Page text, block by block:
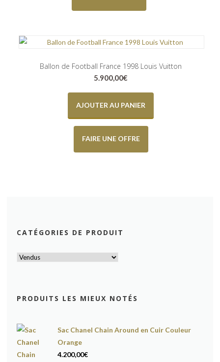
Ballon de Football France 1998 Louis Vuitton
5.900,00€
AJOUTER AU PANIER
FAIRE UNE OFFRE
CATÉGORIES DE PRODUIT
PRODUITS LES MIEUX NOTÉS
Sac Chanel Chain Around en Cuir Couleur
Orange
4.200,00€